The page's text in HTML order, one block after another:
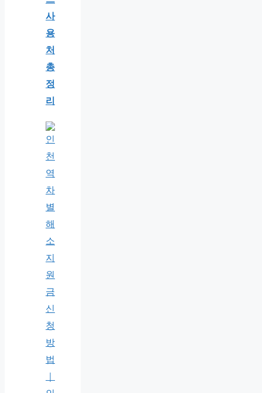
사
용
처
총
정
리